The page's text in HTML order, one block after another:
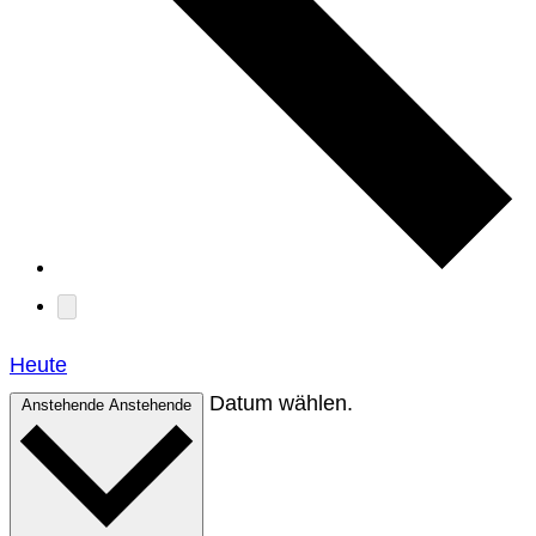
Heute
Anstehende Anstehende Datum wählen.